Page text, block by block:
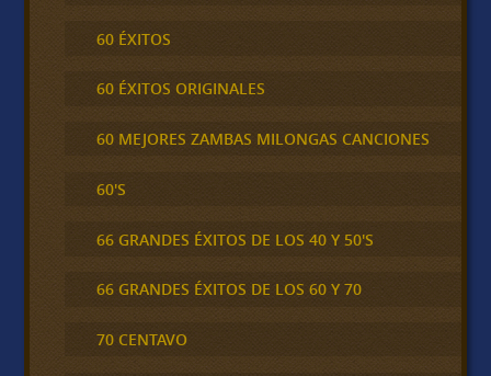
60 ÉXITOS
60 ÉXITOS ORIGINALES
60 MEJORES ZAMBAS MILONGAS CANCIONES
60'S
66 GRANDES ÉXITOS DE LOS 40 Y 50'S
66 GRANDES ÉXITOS DE LOS 60 Y 70
70 CENTAVO